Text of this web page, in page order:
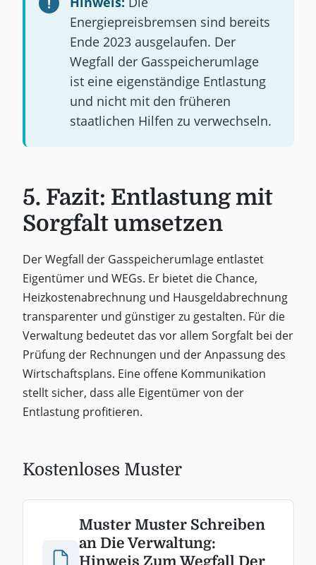
Energiepreisbremsen sind bereits
Ende 2023 ausgelaufen. Der
Wegfall der Gasspeicherumlage
ist eine eigenständige Entlastung
und nicht mit den früheren
staatlichen Hilfen zu verwechseln.
5. Fazit: Entlastung mit
Sorgfalt umsetzen
Der Wegfall der Gasspeicherumlage entlastet
Eigentümer und WEGs. Er bietet die Chance,
Heizkostenabrechnung und Hausgeldabrechnung
transparenter und günstiger zu gestalten. Für die
Verwaltung bedeutet das vor allem Sorgfalt bei der
Prüfung der Rechnungen und der Anpassung des
Wirtschaftsplans. Eine offene Kommunikation
stellt sicher, dass alle Eigentümer von der
Entlastung profitieren.
Kostenloses Muster
Muster Muster Schreiben
an Die Verwaltung: